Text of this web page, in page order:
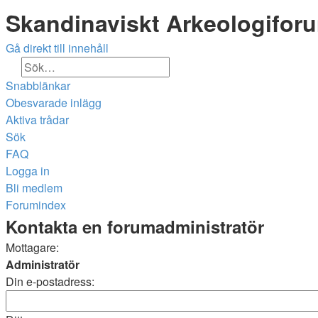
Skandinaviskt
Gå direkt till innehåll
Avancerad sökning
Snabblänkar
Obesvarade inlägg
Aktiva trådar
Sök
FAQ
Logga in
Bli medlem
Forumindex
Sök
Kontakta en forumadministratör
Mottagare:
Administratör
Din e-postadress: